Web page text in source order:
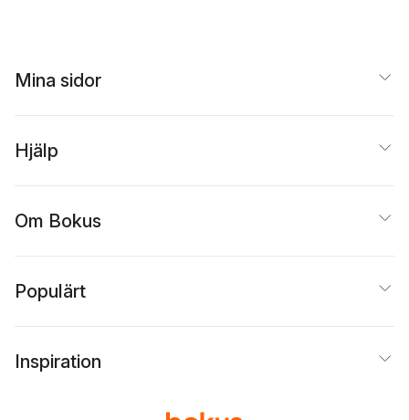
Mina sidor
Hjälp
Om Bokus
Populärt
Inspiration